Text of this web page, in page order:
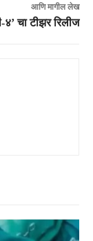
आणि मागील लेख
४’ चा टीझर रिलीज